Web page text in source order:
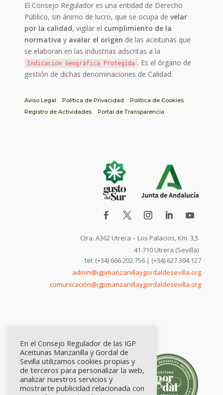
El Consejo Regulador es una entidad de Derecho
Público, sin ánimo de lucro, que se ocupa develar
por la calidad, vigilar el cumplimiento de la
normativa y avalar el origen de las aceitunas que
se elaboran en las industrias adscritas a la
Indicación Geográfica Protegida . Es el órgano de
gestión de dichas denominaciones de Calidad.
Aviso Legal Política de Privacidad
Política de Cookies
Registro de Actividades
Portal de Transparencia
Ctra. A362 Utrera – Los Palacios, Km. 3,5
41.710 Utrera (Sevilla)
tel: (+34) 666.202.756 | (+34) 627.304.127
admin@igpmanzanillaygordaldesevilla.org
comunicación@igpmanzanillaygordaldesevilla.org
En el Consejo Regulador de las IGP
Aceitunas Manzanilla y Gordal de
Sevilla utilizamos cookies propias y
de terceros para personalizar la web,
analizar nuestros servicios y
mostrarte publicidad relacionada con